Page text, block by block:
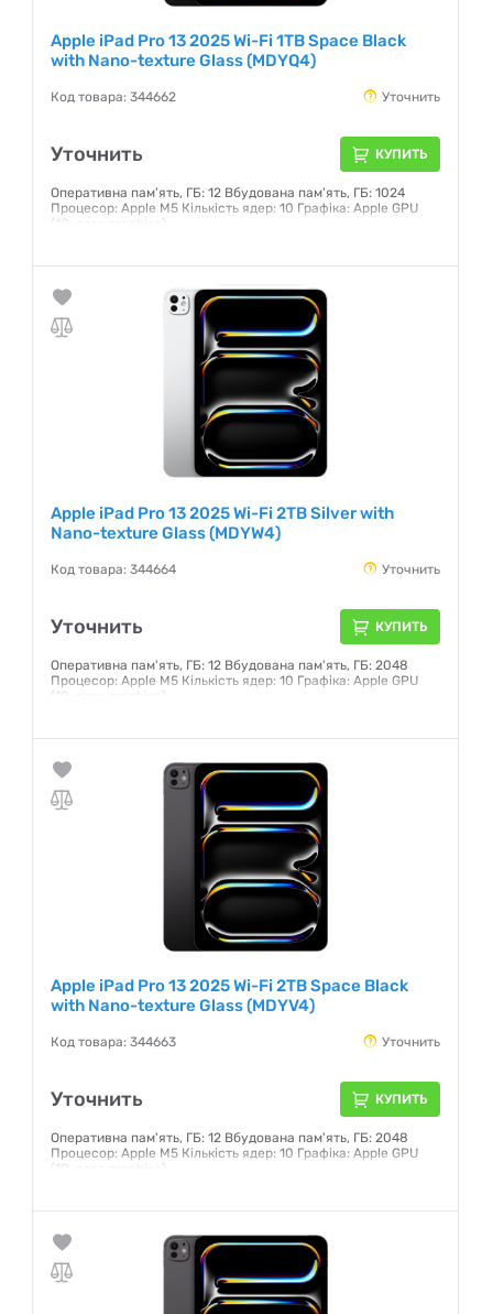
Apple iPad Pro 13 2025 Wi-Fi 1TB Space Black
with Nano-texture Glass (MDYQ4)
Код товара: 344662 Уточнить
Уточнить КУПИТЬ
Оперативна пам'ять, ГБ: 12 Вбудована пам'ять, ГБ: 1024
Процесор: Apple M5 Кількість ядер: 10 Графіка: Apple GPU
(10-core graphics)
Apple iPad Pro 13 2025 Wi-Fi 2TB Silver with
Nano-texture Glass (MDYW4)
Код товара: 344664 Уточнить
Уточнить КУПИТЬ
Оперативна пам'ять, ГБ: 12 Вбудована пам'ять, ГБ: 2048
Процесор: Apple M5 Кількість ядер: 10 Графіка: Apple GPU
(10-core graphics)
Apple iPad Pro 13 2025 Wi-Fi 2TB Space Black
with Nano-texture Glass (MDYV4)
Код товара: 344663 Уточнить
Уточнить КУПИТЬ
Оперативна пам'ять, ГБ: 12 Вбудована пам'ять, ГБ: 2048
Процесор: Apple M5 Кількість ядер: 10 Графіка: Apple GPU
(10-core graphics)